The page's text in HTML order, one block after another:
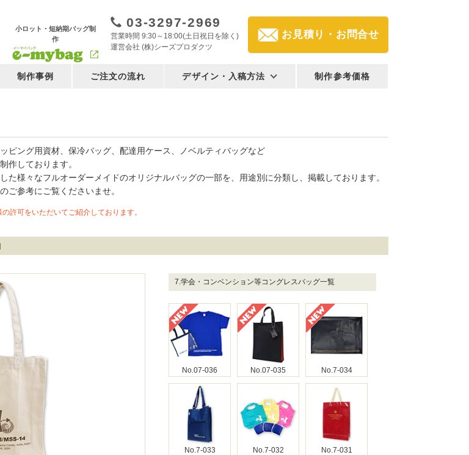
小ロット・短納期バッグ制
作
03-3297-2969
営業時間 9:30～18:00(土日祝日を除く)
運営会社 (株)シーズプロダクツ
お見積り・お問合せ
制作事例 ご注文の流れ デザイン・入稿方法 制作参考価格
ピング用資材、保冷バッグ、配達用ケース、ノベルティバッグなど
作しております。
た様々なフルオーダーメイドのオリジナルバッグの一部を、用途別に分類し、掲載しております。
ご参考にご覧くださいませ。
許可をいただいてご紹介しております。
7.学会・コンベンション等コングレスバッグ一覧
No.07-036 No.07-035 No.7-034
No.7-033 No.7-032 No.7-031